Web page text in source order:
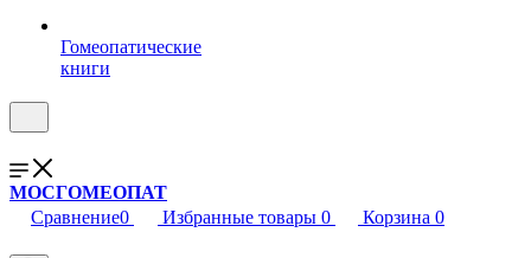
Гомеопатические
книги
МОСГОМЕОПАТ
Сравнение0 Избранные товары 0 Корзина 0